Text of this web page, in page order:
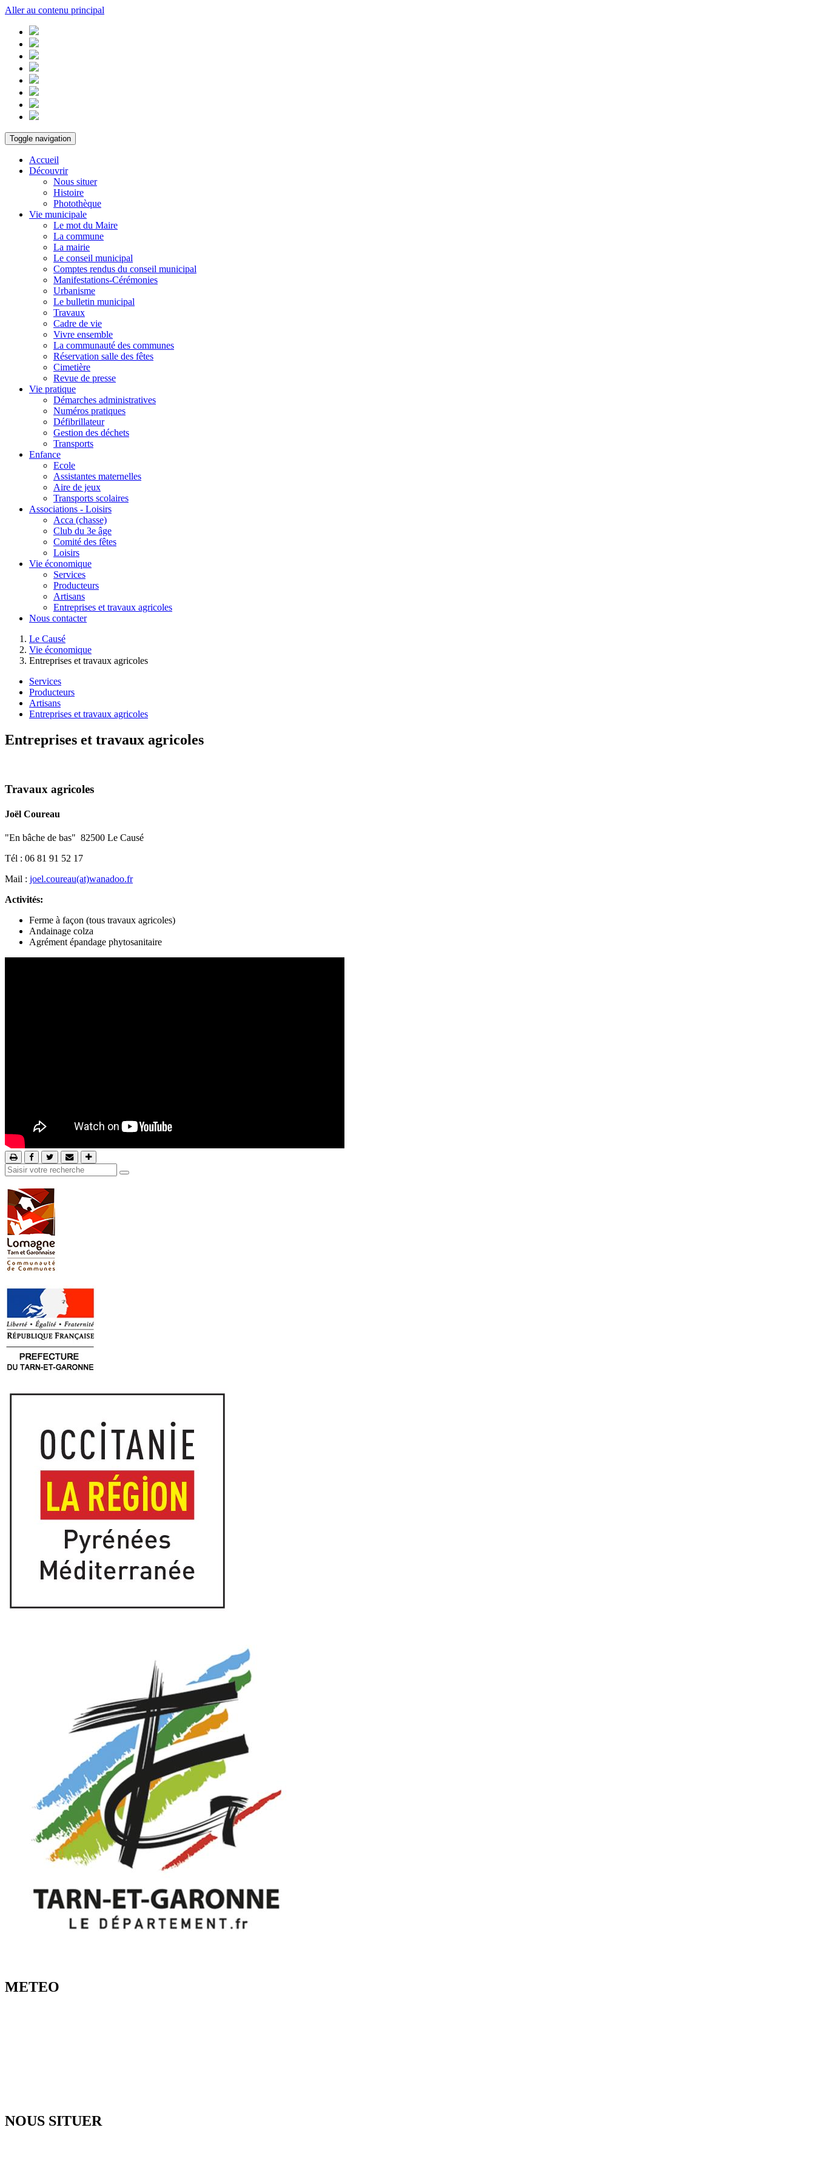
Aller au contenu principal
Toggle navigation
Accueil
Découvrir
Nous situer
Histoire
Photothèque
Vie municipale
Le mot du Maire
La commune
La mairie
Le conseil municipal
Comptes rendus du conseil municipal
Manifestations-Cérémonies
Urbanisme
Le bulletin municipal
Travaux
Cadre de vie
Vivre ensemble
La communauté des communes
Réservation salle des fêtes
Cimetière
Revue de presse
Vie pratique
Démarches administratives
Numéros pratiques
Défibrillateur
Gestion des déchets
Transports
Enfance
Ecole
Assistantes maternelles
Aire de jeux
Transports scolaires
Associations - Loisirs
Acca (chasse)
Club du 3e âge
Comité des fêtes
Loisirs
Vie économique
Services
Producteurs
Artisans
Entreprises et travaux agricoles
Nous contacter
Le Causé
Vie économique
Entreprises et travaux agricoles
Services
Producteurs
Artisans
Entreprises et travaux agricoles
Entreprises et travaux agricoles
Travaux agricoles
Joël Coureau
"En bâche de bas" 82500 Le Causé
Tél : 06 81 91 52 17
Mail : joel.coureau(at)wanadoo.fr
Activités:
Ferme à façon (tous travaux agricoles)
Andainage colza
Agrément épandage phytosanitaire
METEO
NOUS SITUER